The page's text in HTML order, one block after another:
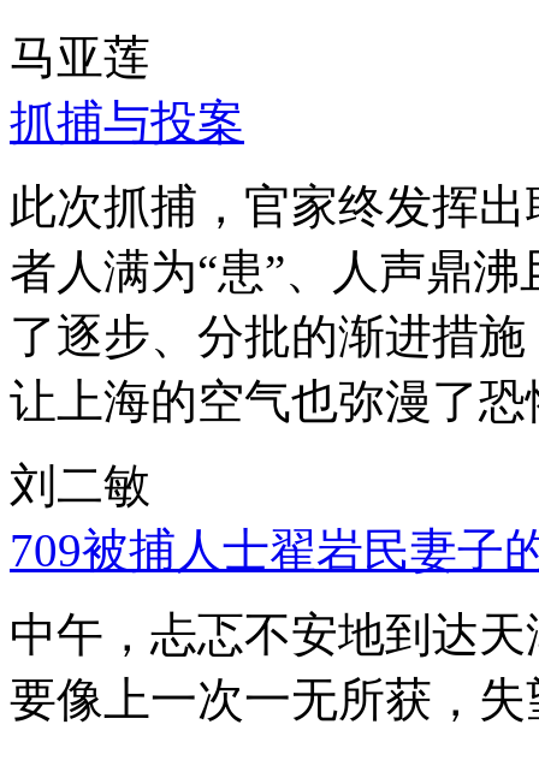
马亚莲
抓捕与投案
此次抓捕，官家终发挥
者人满为“患”、人声鼎
了逐步、分批的渐进措
让上海的空气也弥漫了
刘二敏
709被捕人士翟岩民妻子
中午，忐忑不安地到达
要像上一次一无所获，